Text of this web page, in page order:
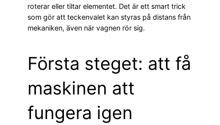
roterar eller tiltar elementet. Det är ett smart trick
som gör att teckenvalet kan styras på distans från
mekaniken, även när vagnen rör sig.
Första steget: att få
maskinen att
fungera igen